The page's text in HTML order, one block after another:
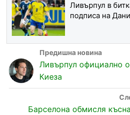
Ливърпул в
подписа на
Ливърпул официално
Киеза
Барселона обмисля